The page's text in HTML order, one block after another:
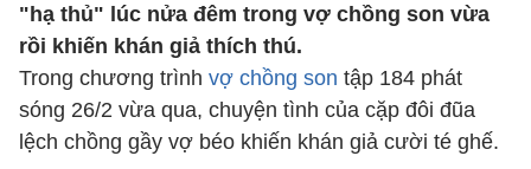
"hạ thủ" lúc nửa đêm trong vợ chồng son vừa
rồi khiến khán giả thích thú.
Trong chương trình vợ chồng son tập 184 phát
sóng 26/2 vừa qua, chuyện tình của cặp đôi đũa
lệch chồng gầy vợ béo khiến khán giả cười té ghế.